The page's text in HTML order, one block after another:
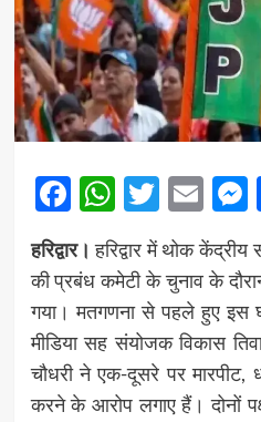
Facebook
हरिद्वार।हरिद्वार में थोक केंद्रीय
की प्रबंध कमेटी के चुनाव के
गया। मतगणना से पहले हुए इस
मीडिया सह संयोजक विकास
चौधरी ने एक-दूसरे पर मारपीट,
करने के आरोप लगाए हैं। दोनों